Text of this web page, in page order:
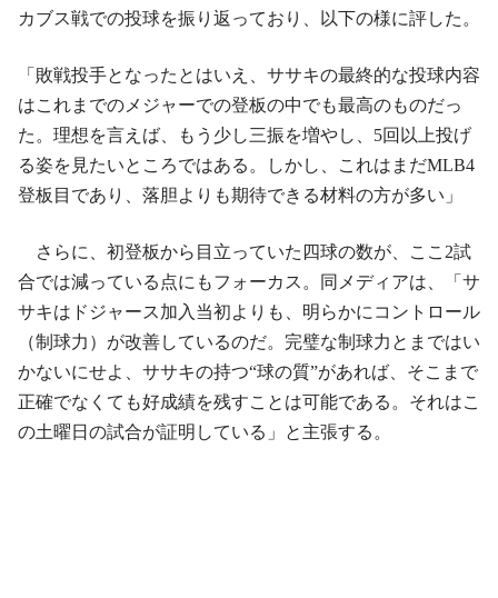
カブス戦での投球を振り返っており、以下の様に評した。
「敗戦投手となったとはいえ、ササキの最終的な投球内容
はこれまでのメジャーでの登板の中でも最高のものだっ
た。理想を言えば、もう少し三振を増やし、5回以上投げ
る姿を見たいところではある。しかし、これはまだMLB4
登板目であり、落胆よりも期待できる材料の方が多い」
さらに、初登板から目立っていた四球の数が、ここ2試
合では減っている点にもフォーカス。同メディアは、「サ
サキはドジャース加入当初よりも、明らかにコントロール
（制球力）が改善しているのだ。完璧な制球力とまではい
かないにせよ、ササキの持つ“球の質”があれば、そこまで
正確でなくても好成績を残すことは可能である。それはこ
の土曜日の試合が証明している」と主張する。